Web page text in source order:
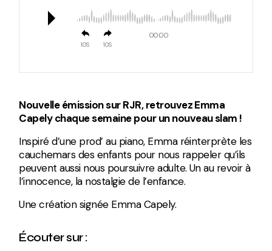
10 10
00:00
Nouvelle émission sur RJR, retrouvez Emma
Capely chaque semaine pour un nouveau slam !
Inspiré d’une prod’ au piano, Emma réinterprète les
cauchemars des enfants pour nous rappeler qu’ils
peuvent aussi nous poursuivre adulte. Un au revoir à
l’innocence, la nostalgie de l’enfance.
Une création signée Emma Capely.
Écouter sur :